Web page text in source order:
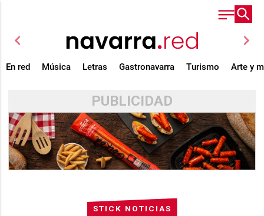
chevron_left chevron_right
En red Música Letras Gastronavarra Turismo Arte y
PUBLICIDAD
STICK NOTICIAS